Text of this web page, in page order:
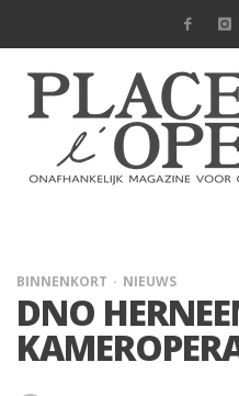
BINNENKORT NIEUWS
DNO